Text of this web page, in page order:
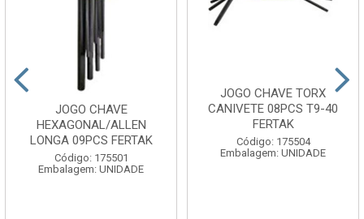
JOGO CHAVE
HEXAGONAL/ALLEN
LONGA 09PCS FERTAK
Código: 175501
Embalagem: UNIDADE
JOGO CHAVE TORX
CANIVETE 08PCS T9-40
FERTAK
Código: 175504
Embalagem: UNIDADE